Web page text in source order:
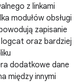
z linkami
modułów obsługi
zapisanie
oraz bardziej
dodatkowe dane
między innymi